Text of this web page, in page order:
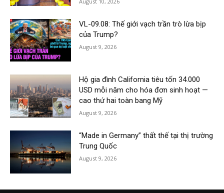
VL-09.08: Thế giới vạch trần trò lừa bịp
của Trump?
August 9, 2026
Hộ gia đình California tiêu tốn 34.000
USD mỗi năm cho hóa đơn sinh hoạt —
cao thứ hai toàn bang Mỹ
August 9, 2026
“Made in Germany” thất thế tại thị trường
Trung Quốc
August 9, 2026